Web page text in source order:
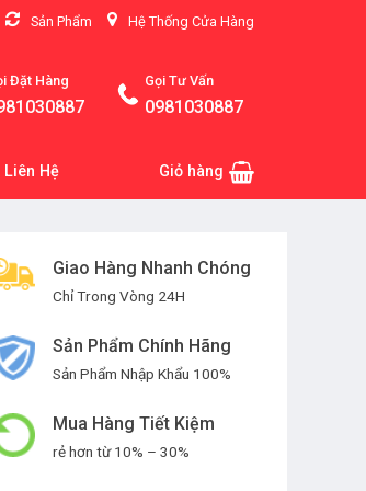
Sản Phẩm Hệ Thống Cửa Hàng
Đặt Hàng Gọi Tư Vấn
0981030887
Liên Hệ Giỏ hàng
Giao Hàng Nhanh Chóng
Chỉ Trong Vòng 24H
Sản Phẩm Chính Hãng
Sản Phẩm Nhập Khẩu 100%
Mua Hàng Tiết Kiệm
rẻ hơn từ 10% – 30%